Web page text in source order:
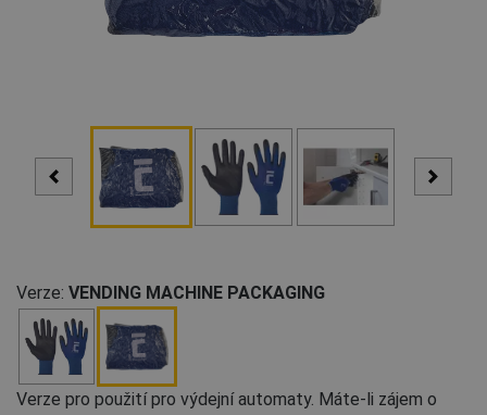
Verze: VENDING MACHINE PACKAGING
Verze pro použití pro výdejní automaty. Máte-li zájem o